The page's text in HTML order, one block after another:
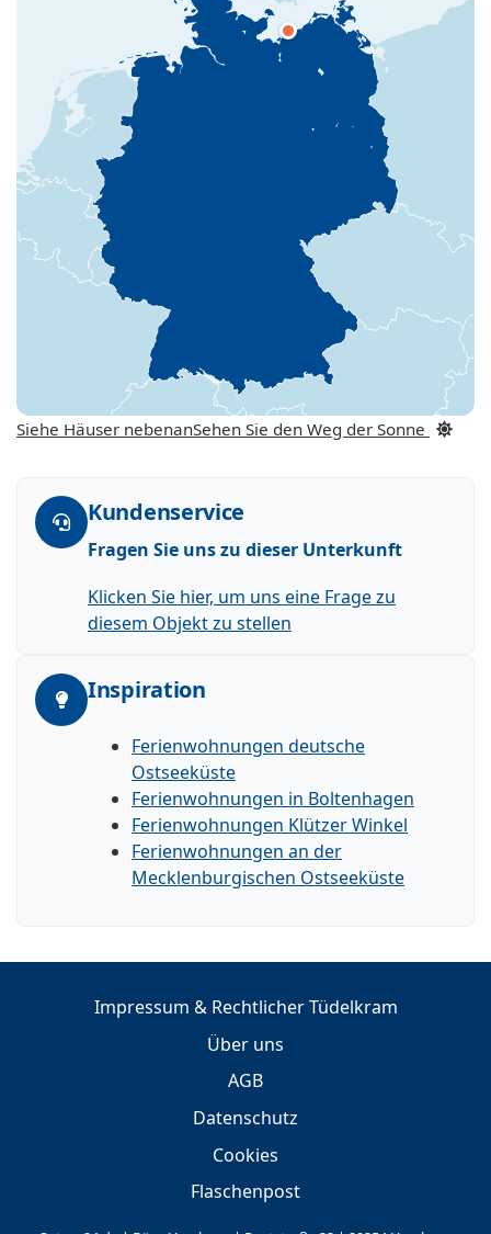
Siehe Häuser nebenanSehen Sie den Weg der Sonne
Kundenservice
Fragen Sie uns zu dieser Unterkunft
Klicken Sie hier, um uns eine Frage zu
diesem Objekt zu stellen
Inspiration
Ferienwohnungen deutsche
Ostseeküste
Ferienwohnungen in Boltenhagen
Ferienwohnungen Klützer Winkel
Ferienwohnungen an der
Mecklenburgischen Ostseeküste
Impressum & Rechtlicher Tüdelkram
Über uns
AGB
Datenschutz
Cookies
Flaschenpost